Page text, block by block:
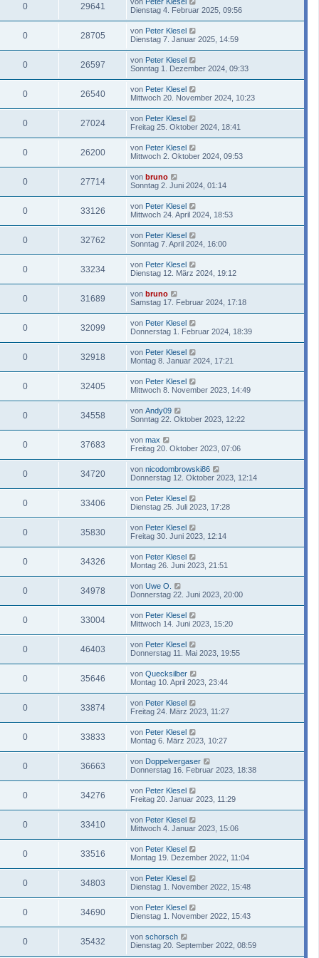
0 29641
Dienstag 4. Februar 2025, 09:56
0 28705 von Peter Klesel
Dienstag 7. Januar 2025, 14:59
0 26597 von Peter Klesel
Sonntag 1. Dezember 2024, 09:33
0 26540 von Peter Klesel
Mittwoch 20. November 2024, 10:23
0 27024 von Peter Klesel
Freitag 25. Oktober 2024, 18:41
0 26200 von Peter Klesel
Mittwoch 2. Oktober 2024, 09:53
0 27714 von bruno
Sonntag 2. Juni 2024, 01:14
0 33126 von Peter Klesel
Mittwoch 24. April 2024, 18:53
0 32762 von Peter Klesel
Sonntag 7. April 2024, 16:00
0 33234 von Peter Klesel
Dienstag 12. März 2024, 19:12
0 31689 von bruno
Samstag 17. Februar 2024, 17:18
0 32099 von Peter Klesel
Donnerstag 1. Februar 2024, 18:39
0 32918 von Peter Klesel
Montag 8. Januar 2024, 17:21
0 32405 von Peter Klesel
Mittwoch 8. November 2023, 14:49
0 34558 von Andy09
Sonntag 22. Oktober 2023, 12:22
0 37683 von max
Freitag 20. Oktober 2023, 07:06
0 34720 von nicodombrowski86
Donnerstag 12. Oktober 2023, 12:14
0 33406 von Peter Klesel
Dienstag 25. Juli 2023, 17:28
0 35830 von Peter Klesel
Freitag 30. Juni 2023, 12:14
0 34326 von Peter Klesel
Montag 26. Juni 2023, 21:51
0 34978 von Uwe O.
Donnerstag 22. Juni 2023, 20:00
0 33004 von Peter Klesel
Mittwoch 14. Juni 2023, 15:20
0 46403 von Peter Klesel
Donnerstag 11. Mai 2023, 19:55
0 35646 von Quecksilber
Montag 10. April 2023, 23:44
0 33874 von Peter Klesel
Freitag 24. März 2023, 11:27
0 33833 von Peter Klesel
Montag 6. März 2023, 10:27
0 36663 von Doppelvergaser
Donnerstag 16. Februar 2023, 18:38
0 34276 von Peter Klesel
Freitag 20. Januar 2023, 11:29
0 33410 von Peter Klesel
Mittwoch 4. Januar 2023, 15:06
0 33516 von Peter Klesel
Montag 19. Dezember 2022, 11:04
0 34803 von Peter Klesel
Dienstag 1. November 2022, 15:48
0 34690 von Peter Klesel
Dienstag 1. November 2022, 15:43
0 35432 von schorsch
Dienstag 20. September 2022, 08:59